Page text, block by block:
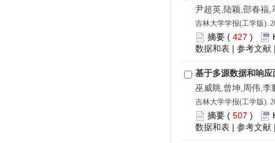
尹超英,陆颖,邵春福,
吉林大学学报(工学版).
摘要 ( 427 )
数据和表 | 参考文献
基于多源数据和响
巫威眺,曾坤,周伟,李
吉林大学学报(工学版).
摘要 ( 507 )
数据和表 | 参考文献